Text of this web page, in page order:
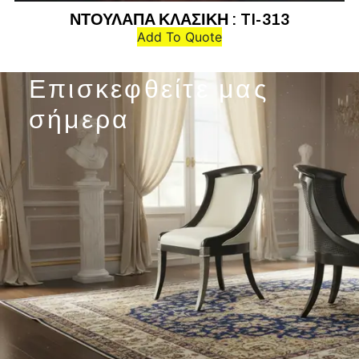
ΝΤΟΥΛΑΠΑ ΚΛΑΣΙΚΗ : TI-313
Add To Quote
Επισκεφθείτε μας
σήμερα